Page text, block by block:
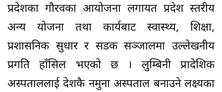
प्रदेशका गौरवका आयोजना लगायत प्रदेश स्तरीय
अन्य योजना तथा कार्यबाट स्वास्थ्य, शिक्षा,
प्रशासनिक सुधार र सडक सञ्जालमा उल्लेखनीय
प्रगति हाँसिल भएको छ । लुम्बिनी प्रादेशिक
अस्पताललाई देशकै नमुना अस्पताल बनाउने लक्ष्यका